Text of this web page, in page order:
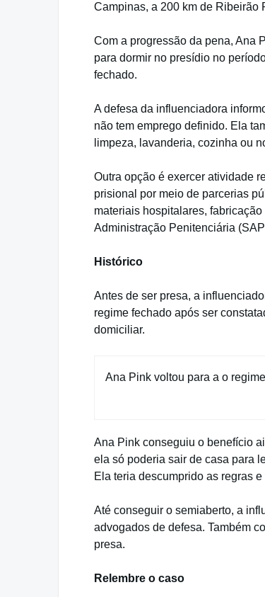
Campinas, a 200 km de Ribeirão
Com a progressão da pena, Ana
para dormir no presídio no
fechado.
A defesa da influenciadora
não tem emprego definido. Ela
limpeza, lavanderia, cozinha ou
Outra opção é exercer atividade
prisional por meio de parcerias
materiais hospitalares,
Administração Penitenciária
Histórico
Antes de ser presa, a
regime fechado após ser
domiciliar.
Ana Pink voltou para a o
Ana Pink conseguiu o benefício
ela só poderia sair de casa para
Ela teria descumprido as regras
Até conseguir o semiaberto, a
advogados de defesa. Também
presa.
Relembre o caso